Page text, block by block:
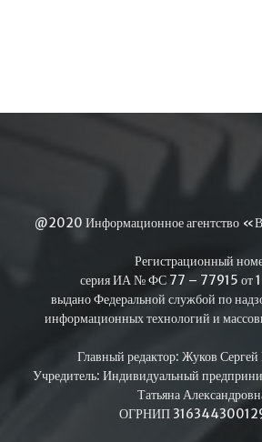
@2020 Информационное агентство
Регистрационный
серия ИА № ФС 77 – 77915 от
выдано Федеральной службой по
информационных технологий и
Главный редактор: Жуков Сергей
Учредитель: Индивидуальный
Татьяна
ОГРНИП